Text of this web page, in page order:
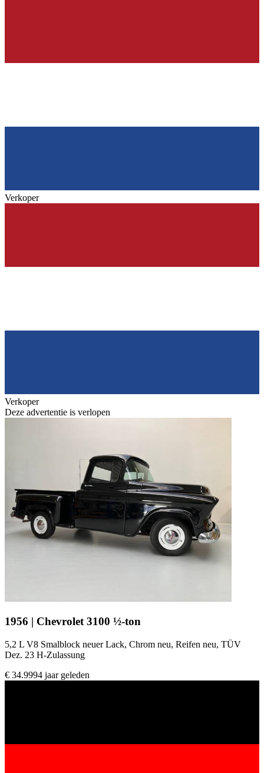
Verkoper
Verkoper
Deze advertentie is verlopen
1956 | Chevrolet 3100 ½-ton
5,2 L V8 Smalblock neuer Lack, Chrom neu, Reifen neu, TÜV
Dez. 23 H-Zulassung
€ 34.9994 jaar geleden